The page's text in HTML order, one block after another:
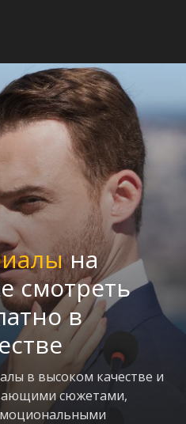
на
смотреть
в
в высоком качестве и
сюжетами,